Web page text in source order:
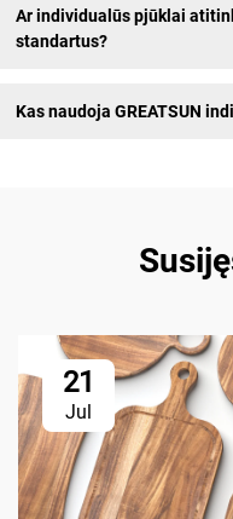
Ar individualūs pjūklai
standartus?
Kas naudoja GREATSUN
21
Jul